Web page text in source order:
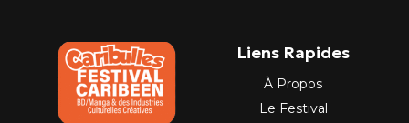
Liens Rapides
À Propos
Le Festival